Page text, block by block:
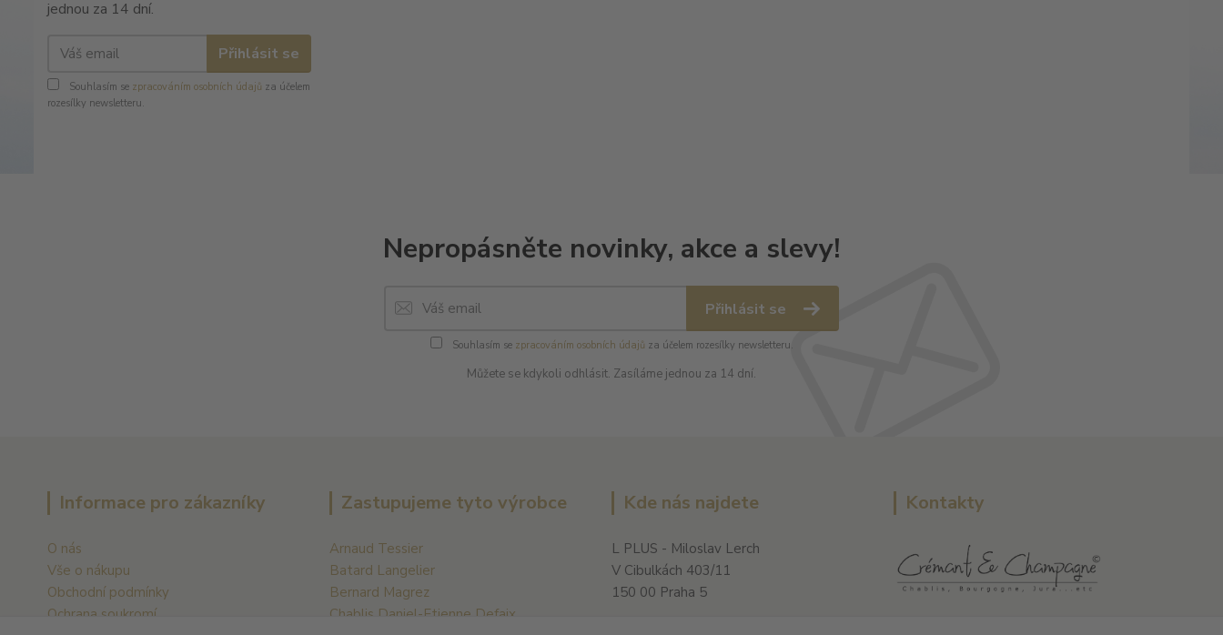
jednou za 14 dní.
Přihlásit se
Souhlasím se zpracováním osobních údajů za účelem
rozesílky newsletteru.
Nepropásněte novinky, akce a slevy!
Přihlásit se
Souhlasím se zpracováním osobních údajů za účelem rozesílky newsletteru.
Můžete se kdykoli odhlásit. Zasíláme jednou za 14 dní.
Informace pro zákazníky
O nás
Vše o nákupu
Obchodní podmínky
Ochrana soukromí
Zastupujeme tyto výrobce
Arnaud Tessier
Batard Langelier
Bernard Magrez
Chablis Daniel-Etienne Defaix
Kde nás najdete
L PLUS - Miloslav Lerch
V Cibulkách 403/11
150 00 Praha 5
Kontakty